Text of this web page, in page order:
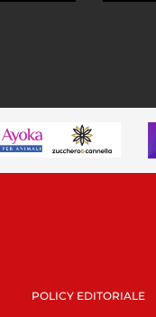
POLICY EDITORIALE